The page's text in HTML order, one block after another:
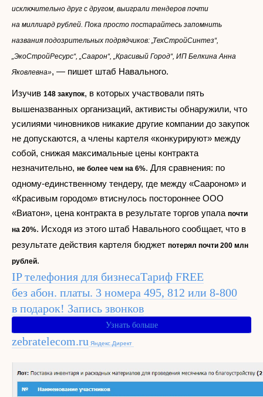
исключительно друг с другом, выиграли тендеров почти
на миллиард рублей. Пока просто постарайтесь запомнить
названия подозрительных подрядчиков: „ТехСтройСинтез“,
„ЭкоСтройРесурс“, „Саарон“, „Красивый Город“, ИП Белкина Анна
Яковлевна», — пишет штаб Навального.
Изучив 148 закупок, в которых участвовали пять
вышеназванных организаций, активисты обнаружили, что
усилиями чиновников никакие другие компании до закупок
не допускаются, а члены картеля «конкурируют» между
собой, снижая максимальные цены контракта
незначительно, не более чем на 6%. Для сравнения: по
одному-единственному тендеру, где между «Саароном» и
«Красивым городом» втиснулось постороннее ООО
«Виатон», цена контракта в результате торгов упала почти
на 20%. Исходя из этого штаб Навального сообщает, что в
результате действия картеля бюджет потерял почти 200 млн
рублей.
IP телефония для бизнесаТариф FREE
без абон. платы. 3 номера 495, 812 или 8-800
в подарок! Запись звонков
Узнать больше
zebratelecom.ru Яндекс.Директ